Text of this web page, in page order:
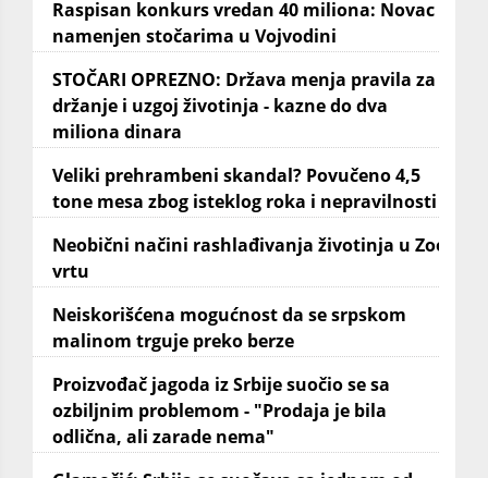
Raspisan konkurs vredan 40 miliona: Novac
namenjen stočarima u Vojvodini
STOČARI OPREZNO: Država menja pravila za
držanje i uzgoj životinja - kazne do dva
miliona dinara
Veliki prehrambeni skandal? Povučeno 4,5
tone mesa zbog isteklog roka i nepravilnosti
Neobični načini rashlađivanja životinja u Zoo
vrtu
Neiskorišćena mogućnost da se srpskom
malinom trguje preko berze
Proizvođač jagoda iz Srbije suočio se sa
ozbiljnim problemom - "Prodaja je bila
odlična, ali zarade nema"